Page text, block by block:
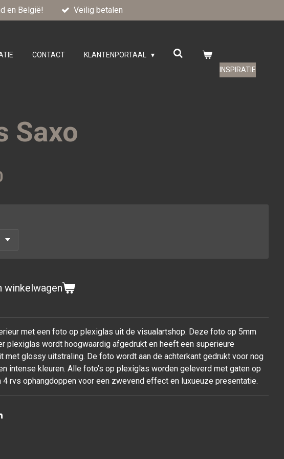
en België! Veilig betalen
CONTACT
KLANTENPORTAAL
INSPIRATIE
Saxo
winkelwagen
met een foto op plexiglas uit de visualartshop. Deze foto op 5mm
plexiglas wordt hoogwaardig afgedrukt en heeft een superieure
met glossy uitstraling. De foto wordt aan de achterkant gedrukt voor nog
intense kleuren. Alle foto’s op plexiglas worden geleverd met gaten op
4 rvs ophangdoppen voor een zwevend effect en luxueuze presentatie.